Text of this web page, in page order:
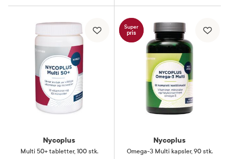
Nycoplus
Multi 50+ tabletter, 100 stk.
Super
pris
Nycoplus
Omega-3 Multi kapsler, 90 stk.